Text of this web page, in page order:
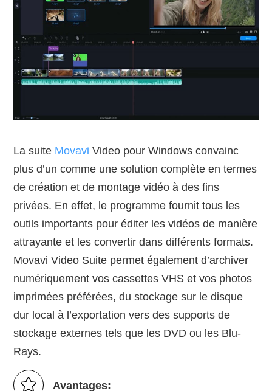
La suite Movavi Video pour Windows convainc
plus d’un comme une solution complète en termes
de création et de montage vidéo à des fins
privées. En effet, le programme fournit tous les
outils importants pour éditer les vidéos de manière
attrayante et les convertir dans différents formats.
Movavi Video Suite permet également d’archiver
numériquement vos cassettes VHS et vos photos
imprimées préférées, du stockage sur le disque
dur local à l’exportation vers des supports de
stockage externes tels que les DVD ou les Blu-
Rays.
Avantages: